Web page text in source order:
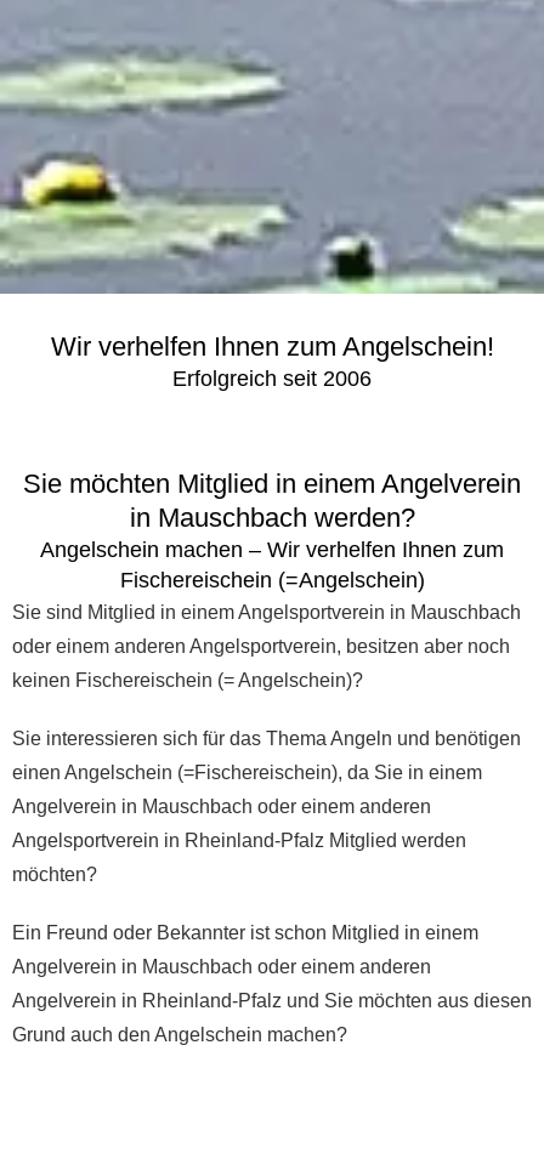
Wir verhelfen Ihnen zum Angelschein!
Erfolgreich seit 2006
Sie möchten Mitglied in einem Angelverein
in Mauschbach werden?
Angelschein machen – Wir verhelfen Ihnen zum
Fischereischein (=Angelschein)
Sie sind Mitglied in einem Angelsportverein in Mauschbach
oder einem anderen Angelsportverein, besitzen aber noch
keinen Fischereischein (= Angelschein)?
Sie interessieren sich für das Thema Angeln und benötigen
einen Angelschein (=Fischereischein), da Sie in einem
Angelverein in Mauschbach oder einem anderen
Angelsportverein in Rheinland-Pfalz Mitglied werden
möchten?
Ein Freund oder Bekannter ist schon Mitglied in einem
Angelverein in Mauschbach oder einem anderen
Angelverein in Rheinland-Pfalz und Sie möchten aus diesen
Grund auch den Angelschein machen?